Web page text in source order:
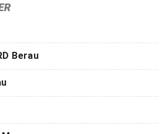
Berau